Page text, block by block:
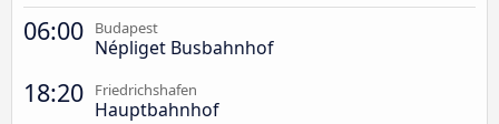
06:00 Budapest
Népliget Busbahnhof
18:20 Friedrichshafen
Hauptbahnhof